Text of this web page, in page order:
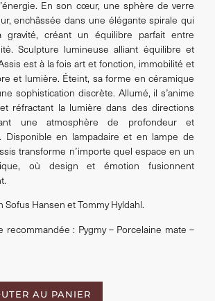
En son cœur, une sphère de verre
enchâssée dans une élégante spirale qui
gravité, créant un équilibre parfait entre
Sculpture lumineuse alliant équilibre et
est à la fois art et fonction, immobilité et
et lumière. Éteint, sa forme en céramique
sophistication discrète. Allumé, il s’anime
réfractant la lumière dans des directions
une atmosphère de profondeur et
Disponible en lampadaire et en lampe de
transforme n’importe quel espace en un
où design et émotion fusionnent
Sofus Hansen et Tommy Hyldahl.
recommandée : Pygmy – Porcelaine mate –
AU PANIER